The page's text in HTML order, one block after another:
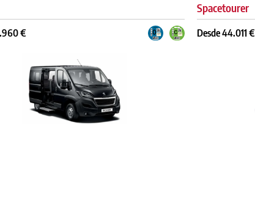
€
Spacetourer
Desde 44.011 €